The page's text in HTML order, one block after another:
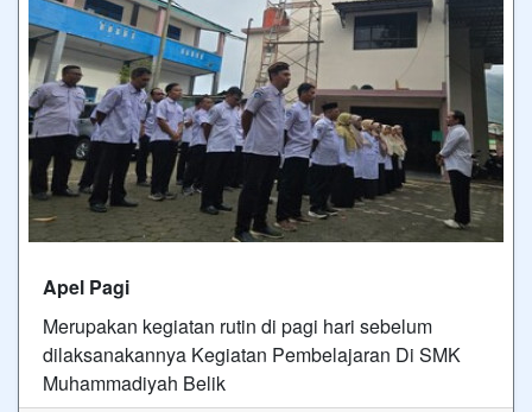
Apel Pagi
Merupakan kegiatan rutin di pagi hari sebelum
dilaksanakannya Kegiatan Pembelajaran Di SMK
Muhammadiyah Belik